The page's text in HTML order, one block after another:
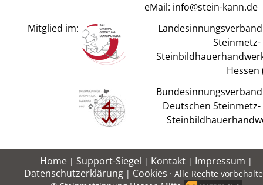
eMail: info@stein-kann.de
Mitglied im:
Hessen
Deutschen
Home | Support-Siegel | Kontakt | Impressum |
Datenschutzerklärung | Cookies · Alle Rechte